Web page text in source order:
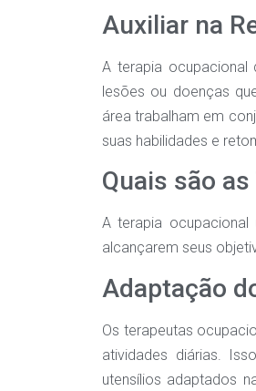
Auxiliar na
A terapia ocupacional
lesões ou doenças
área trabalham em
suas habilidades e
Quais são
A terapia
alcançarem seus
Adaptação
Os terapeutas
atividades diárias.
utensílios adaptados